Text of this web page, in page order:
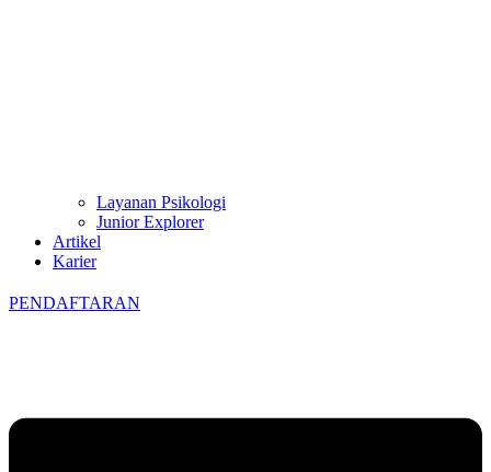
Layanan Psikologi
Junior Explorer
Artikel
Karier
PENDAFTARAN